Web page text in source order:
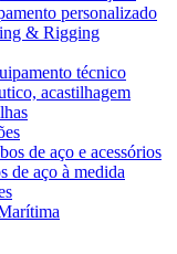
personalizado
& Rigging
técnico
acastilhagem
de aço e acessórios
de aço à medida